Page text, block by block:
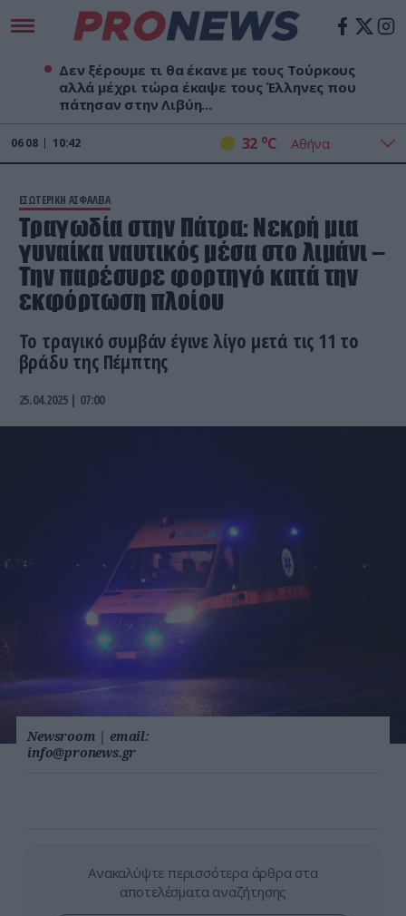
Δεν ξέρουμε τι θα έκανε με τους Τούρκους
αλλά μέχρι τώρα έκαψε τους Έλληνες που
πάτησαν στην Λιβύη...
06 08 10:42 32 oC
ΕΣΩΤΕΡΙΚΗ ΑΣΦΑΛΕΙΑ
Τραγωδία στην Πάτρα: Νεκρή μια
γυναίκα ναυτικός μέσα στο λιμάνι –
Την παρέσυρε φορτηγό κατά την
εκφόρτωση πλοίου
Το τραγικό συμβάν έγινε λίγο μετά τις 11 το
βράδυ της Πέμπτης
25.04.2025 | 07:00
Newsroom | email:
info@pronews.gr
Ανακαλύψτε περισσότερα άρθρα στα
αποτελέσματα αναζήτησης